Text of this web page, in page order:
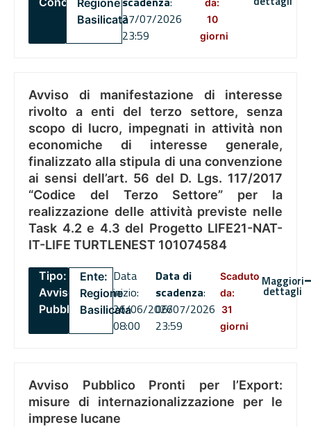
Regione
Basilicata27/07/2026
23:59
da:
10
giorni
Avviso di manifestazione di interesse
rivolto a enti del terzo settore, senza
scopo di lucro, impegnati in attività non
economiche di interesse generale,
finalizzato alla stipula di una convenzione
ai sensi dell’art. 56 del D. Lgs. 117/2017
“Codice del Terzo Settore” per la
realizzazione delle attività previste nelle
Task 4.2 e 4.3 del Progetto LIFE21-NAT-
IT-LIFE TURTLENEST 101074584
Tipo:
Avviso
Pubblico
Ente:
Regione
Basilicata
Data
inizio:
26/06/2026
08:00
Data di
scadenza:
06/07/2026
23:59
Scaduto
da:
31
giorni
Maggiori
dettagli
Avviso Pubblico Pronti per l’Export:
misure di internazionalizzazione per le
imprese lucane